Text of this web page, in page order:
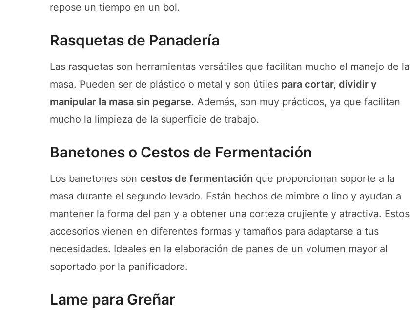
repose un tiempo en un bol.
Rasquetas de Panadería
Las rasquetas son herramientas versátiles que facilitan mucho el manejo de la
masa. Pueden ser de plástico o metal y son útiles para cortar, dividir y
manipular la masa sin pegarse. Además, son muy prácticos, ya que facilitan
mucho la limpieza de la superficie de trabajo.
Banetones o Cestos de Fermentación
Los banetones son cestos de fermentación que proporcionan soporte a la
masa durante el segundo levado. Están hechos de mimbre o lino y ayudan a
mantener la forma del pan y a obtener una corteza crujiente y atractiva. Estos
accesorios vienen en diferentes formas y tamaños para adaptarse a tus
necesidades. Ideales en la elaboración de panes de un volumen mayor al
soportado por la panificadora.
Lame para Greñar